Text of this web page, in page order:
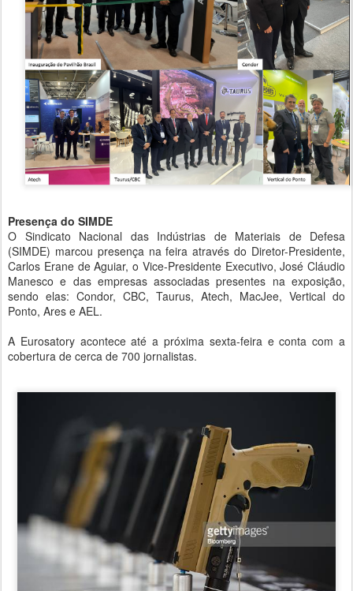
Presença do SIMDE
O Sindicato Nacional das Indústrias de Materiais de Defesa
(SIMDE) marcou presença na feira através do Diretor-Presidente,
Carlos Erane de Aguiar, o Vice-Presidente Executivo, José Cláudio
Manesco e das empresas associadas presentes na exposição,
sendo elas: Condor, CBC, Taurus, Atech, MacJee, Vertical do
Ponto, Ares e AEL.
A Eurosatory acontece até a próxima sexta-feira e conta com a
cobertura de cerca de 700 jornalistas.